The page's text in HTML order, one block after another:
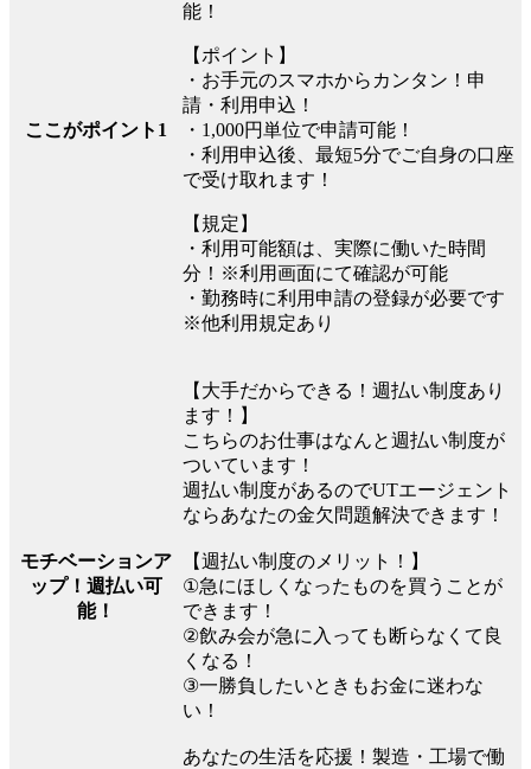
ここがポイント1
能！
【ポイント】
・お手元のスマホからカンタン！申
請・利用申込！
・1,000円単位で申請可能！
・利用申込後、最短5分でご自身の口座
で受け取れます！
【規定】
・利用可能額は、実際に働いた時間
分！※利用画面にて確認が可能
・勤務時に利用申請の登録が必要です
※他利用規定あり
モチベーションア
ップ！週払い可
能！
【大手だからできる！週払い制度あり
ます！】
こちらのお仕事はなんと週払い制度が
ついています！
週払い制度があるのでUTエージェント
ならあなたの金欠問題解決できます！
【週払い制度のメリット！】
①急にほしくなったものを買うことが
できます！
②飲み会が急に入っても断らなくて良
くなる！
③一勝負したいときもお金に迷わな
い！
あなたの生活を応援！製造・工場で働